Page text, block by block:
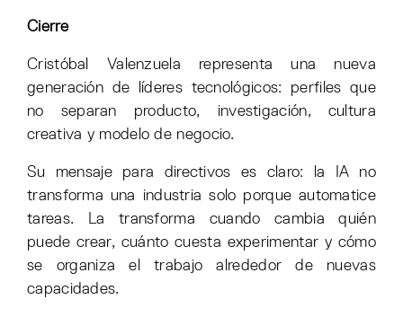
Cierre
Cristóbal Valenzuela representa una nueva
generación de líderes tecnológicos: perfiles que
no separan producto, investigación, cultura
creativa y modelo de negocio.
Su mensaje para directivos es claro: la IA no
transforma una industria solo porque automatice
tareas. La transforma cuando cambia quién
puede crear, cuánto cuesta experimentar y cómo
se organiza el trabajo alrededor de nuevas
capacidades.